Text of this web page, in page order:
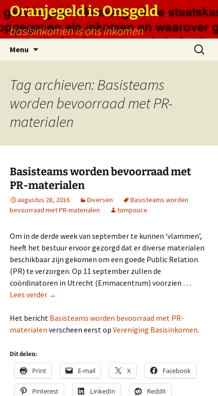
naar
de
inhoud
Oranjegeld is Onsgeld
basisinkomen is ons inkomen
Menu
Zoeken
naar:
Tag archieven: Basisteams
worden bevoorraad met PR-
materialen
Basisteams worden bevoorraad met
PR-materialen
augustus 28, 2016 Diversen
Basisteams worden
bevoorraad met PR-materialen
tompouce
Om in de derde week van september te kunnen ‘vlammen’,
heeft het bestuur ervoor gezorgd dat er diverse materialen
beschikbaar zijn gekomen om een goede Public Relation
(PR) te verzorgen. Op 11 september zullen de
coördinatoren in Utrecht (Emmacentrum) voorzien …
Lees verder →
Het bericht Basisteams worden bevoorraad met PR-
materialen verscheen eerst op Vereniging Basisinkomen.
Dit delen:
Print E-mail X Facebook
Pinterest LinkedIn Reddit